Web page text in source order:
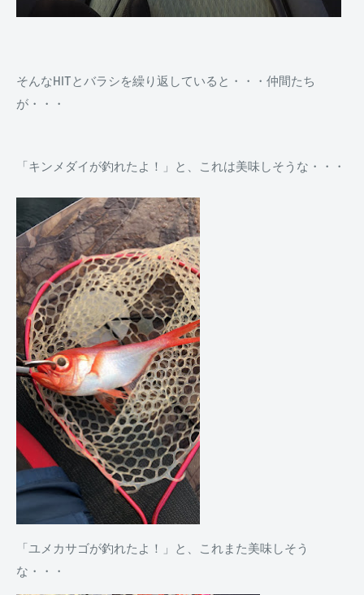
そんなHITとバラシを繰り返していると・・・仲間たち
が・・・
「キンメダイが釣れたよ！」と、これは美味しそうな・・・
「ユメカサゴが釣れたよ！」と、これまた美味しそう
な・・・